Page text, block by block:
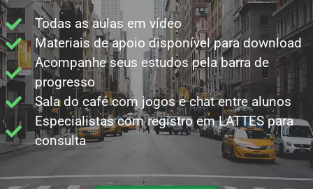
Todas as aulas em vídeo
Materiais de apoio disponível para download
Acompanhe seus estudos pela barra de
progresso
Sala do café com jogos e chat entre alunos
Especialistas com registro em LATTES para
consulta